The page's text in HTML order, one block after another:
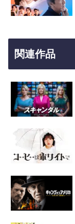
関連作品